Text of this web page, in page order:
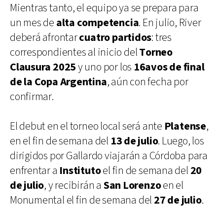
Mientras tanto, el equipo ya se prepara para
un mes de alta competencia. En julio, River
deberá afrontarcuatro partidos: tres
correspondientes al inicio delTorneo
Clausura 2025y uno por los 16avos de final
de la Copa Argentina, aún con fecha por
confirmar.
El debut en el torneo local será ante Platense,
en el fin de semana del 13 de julio. Luego, los
dirigidos por Gallardo viajarán a Córdoba para
enfrentar a Institutoel fin de semana del 20
de julio, y recibirán a San Lorenzoen el
Monumental el fin de semana del 27 de julio.